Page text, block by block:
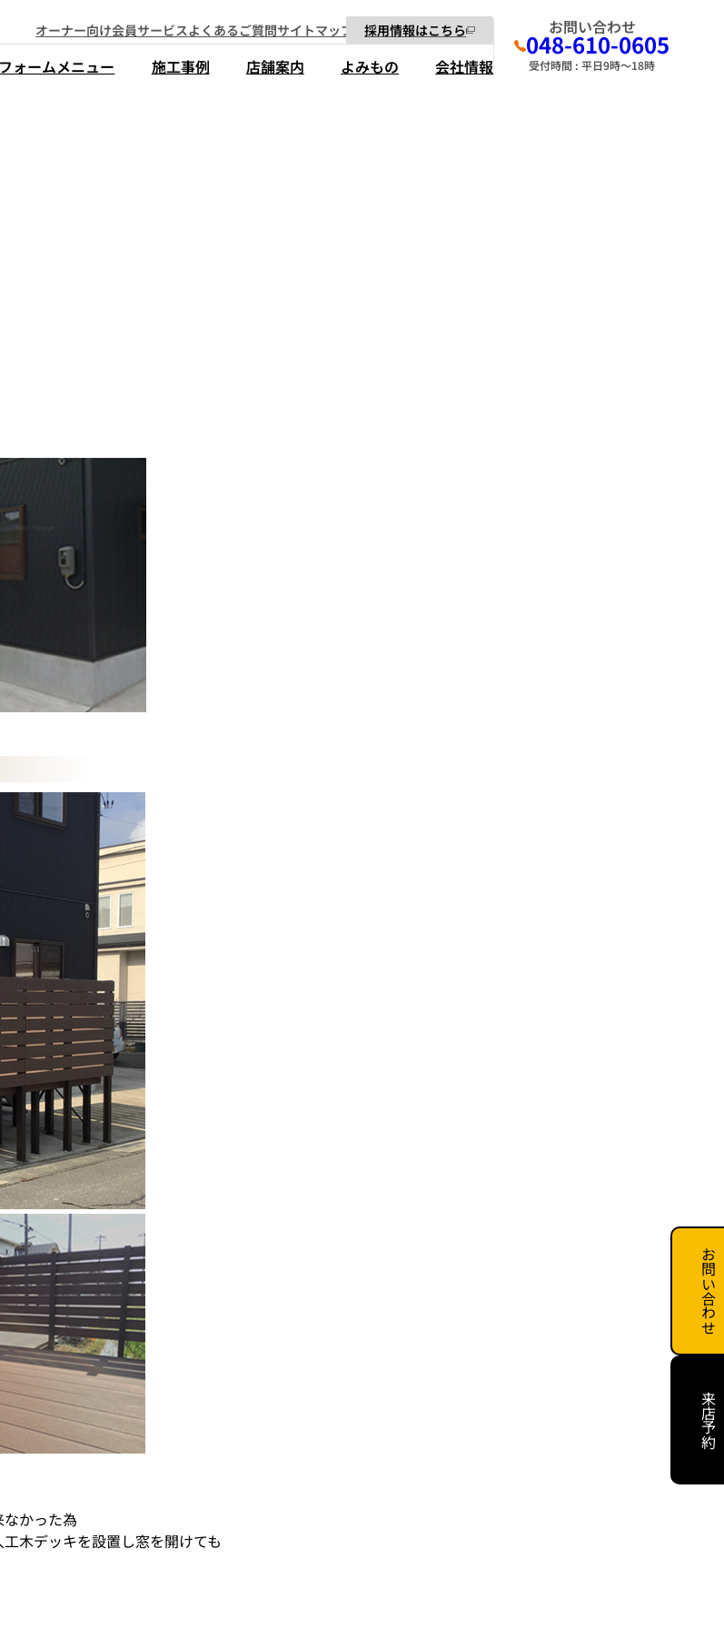
オーナー向け会員サービスよくあるご質問サイトマップ 採用情報はこちら
ォームメニュー 施工事例 店舗案内 よみもの 会社情報
お問い合わせ
048-610-0605
受付時間 : 平日9時～18時
かった為
木デッキを設置し窓を開けても
お問い合わせ
来店予約